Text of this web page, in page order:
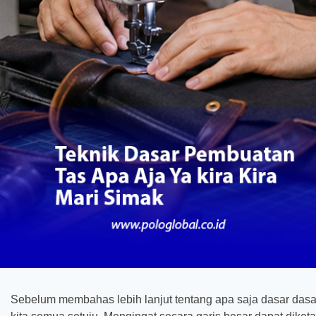
Sebelum membahas lebih lanjut tentang apa saja dasar